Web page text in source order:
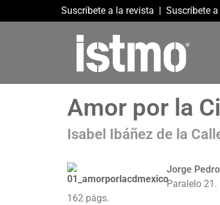
Suscríbete a la revista | Suscríbete
Amor por la
Isabel Ibáñez de la
Jorge
Paralelo 21.
162 págs.